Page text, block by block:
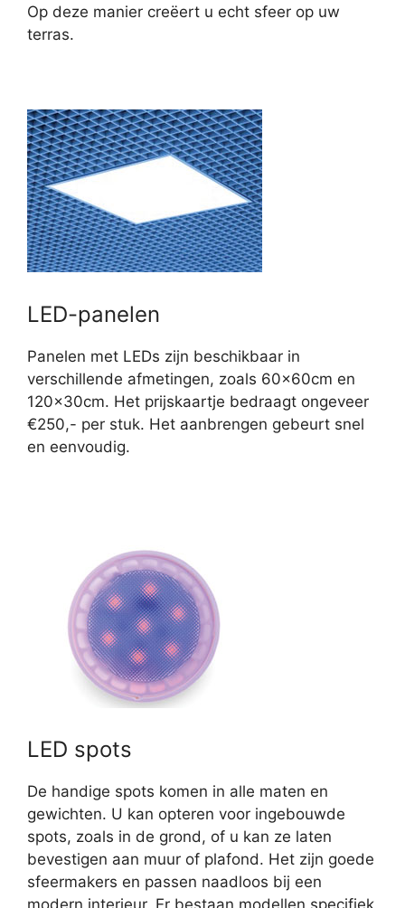
Op deze manier creëert u echt sfeer op uw
terras.
LED-panelen
Panelen met LEDs zijn beschikbaar in
verschillende afmetingen, zoals 60x60cm en
120x30cm. Het prijskaartje bedraagt ongeveer
€250,- per stuk. Het aanbrengen gebeurt snel
en eenvoudig.
LED spots
De handige spots komen in alle maten en
gewichten. U kan opteren voor ingebouwde
spots, zoals in de grond, of u kan ze laten
bevestigen aan muur of plafond. Het zijn goede
sfeermakers en passen naadloos bij een